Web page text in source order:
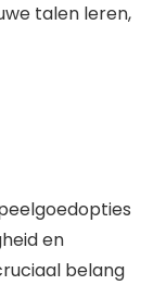
talen leren,
en
belang